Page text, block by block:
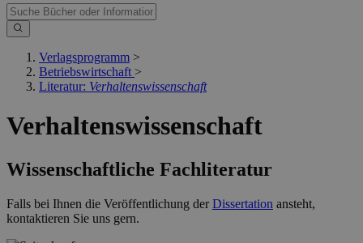
Verlagsprogramm >
Betriebswirtschaft >
Literatur: Verhaltenswissenschaft
Verhaltenswissenschaft
Wissenschaftliche Fachliteratur
Falls bei Ihnen die Veröffentlichung derDissertation ansteht,
kontaktieren Sie uns gern.